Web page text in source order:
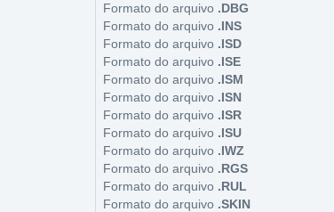
Formato do arquivo .DBG
Formato do arquivo .INS
Formato do arquivo .ISD
Formato do arquivo .ISE
Formato do arquivo .ISM
Formato do arquivo .ISN
Formato do arquivo .ISR
Formato do arquivo .ISU
Formato do arquivo .IWZ
Formato do arquivo .RGS
Formato do arquivo .RUL
Formato do arquivo .SKIN